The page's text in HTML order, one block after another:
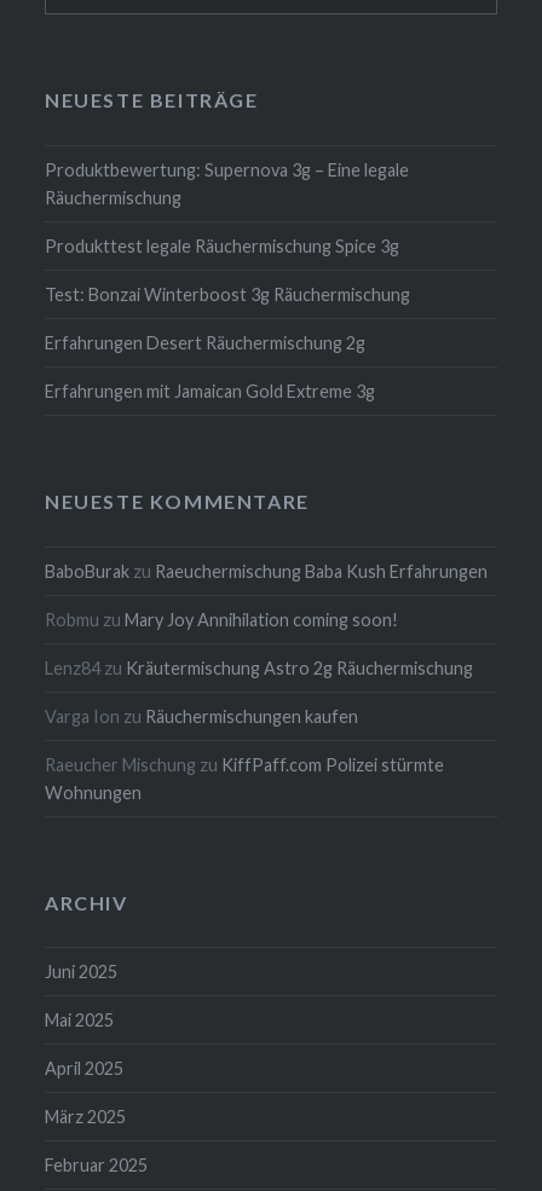
NEUESTE BEITRÄGE
Produktbewertung: Supernova 3g – Eine legale
Räuchermischung
Produkttest legale Räuchermischung Spice 3g
Test: Bonzai Winterboost 3g Räuchermischung
Erfahrungen Desert Räuchermischung 2g
Erfahrungen mit Jamaican Gold Extreme 3g
NEUESTE KOMMENTARE
BaboBurak zu Raeuchermischung Baba Kush Erfahrungen
Robmu zuMary Joy Annihilation coming soon!
Lenz84zu Kräutermischung Astro 2g Räuchermischung
Varga Ion zu Räuchermischungen kaufen
Raeucher Mischung zu KiffPaff.com Polizei stürmte
Wohnungen
ARCHIV
Juni 2025
Mai 2025
April 2025
März 2025
Februar 2025